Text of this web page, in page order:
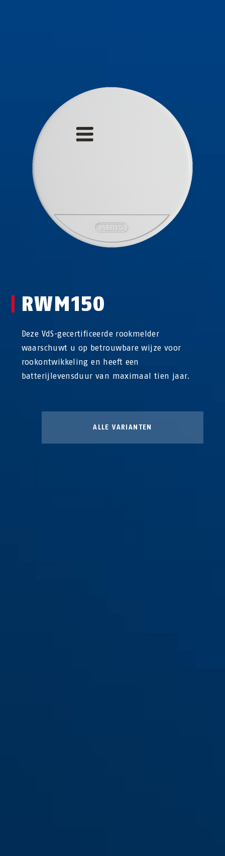
RWM150
Deze VdS-gecertificeerde rookmelder
waarschuwt u op betrouwbare wijze voor
rookontwikkeling en heeft een
batterijlevensduur van maximaal tien jaar.
ALLE VARIANTEN